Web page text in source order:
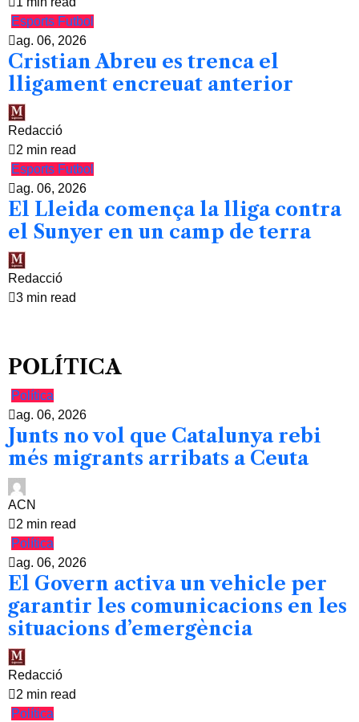
Esports Futbol
ag. 06, 2026
Cristian Abreu es trenca el
lligament encreuat anterior
Redacció
2 min read
Esports Futbol
ag. 06, 2026
El Lleida comença la lliga contra
el Sunyer en un camp de terra
Redacció
3 min read
POLÍTICA
Política
ag. 06, 2026
Junts no vol que Catalunya rebi
més migrants arribats a Ceuta
ACN
2 min read
Política
ag. 06, 2026
El Govern activa un vehicle per
garantir les comunicacions en les
situacions d’emergència
Redacció
2 min read
Política